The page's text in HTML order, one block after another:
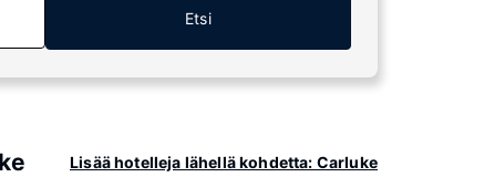
Etsi
Lisää hotelleja lähellä kohdetta: Carluke